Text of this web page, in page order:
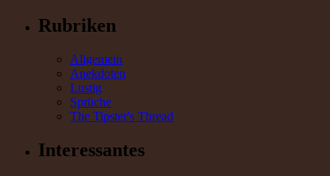
Rubriken
Allgemein
Anekdoten
Lustig
Sprüche
The Tipster's Thread
Interessantes